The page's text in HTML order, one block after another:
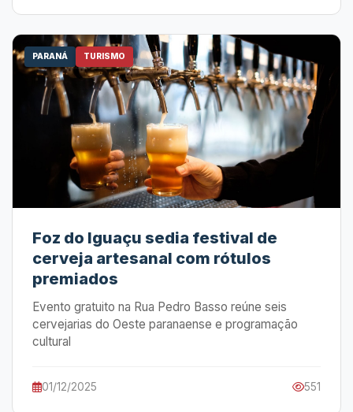
PARANÁ TURISMO
Foz do Iguaçu sedia festival de
cerveja artesanal com rótulos
premiados
Evento gratuito na Rua Pedro Basso reúne seis
cervejarias do Oeste paranaense e programação
cultural
01/12/2025 551